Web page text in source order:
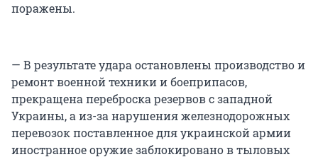
поражены.
— В результате удара остановлены производство и
ремонт военной техники и боеприпасов,
прекращена переброска резервов с западной
Украины, а из-за нарушения железнодорожных
перевозок поставленное для украинской армии
иностранное оружие заблокировано в тыловых